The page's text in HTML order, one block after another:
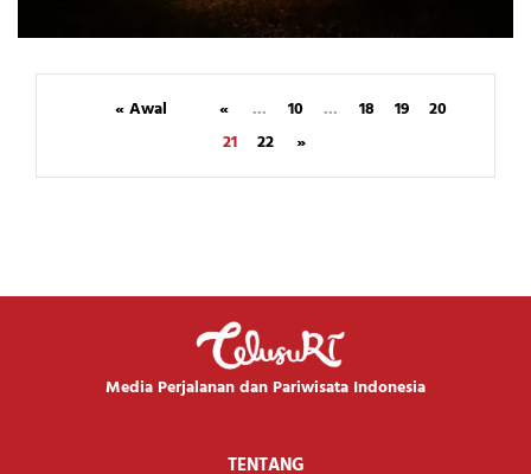
« Awal « ... 10 ... 18 19
20
21
22 »
Media Perjalanan dan Pariwisata Indonesia
TENTANG